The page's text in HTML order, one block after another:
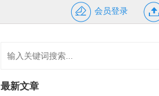
会员登录
最新文章